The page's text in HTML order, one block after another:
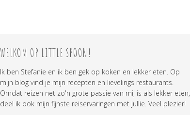
WELKOM OP LITTLE SPOON!
Ik ben Stefanie en ik ben gek op koken en lekker eten. Op
mijn blog vind je mijn recepten en lievelings restaurants.
Omdat reizen net zo'n grote passie van mij is als lekker eten,
deel ik ook mijn fijnste reiservaringen met jullie. Veel plezier!